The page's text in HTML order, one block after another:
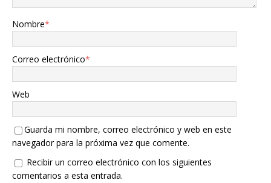
Nombre*
Correo electrónico*
Web
Guarda mi nombre, correo electrónico y web en este
navegador para la próxima vez que comente.
Recibir un correo electrónico con los siguientes
comentarios a esta entrada.